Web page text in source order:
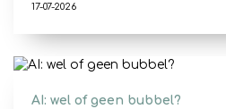
17-07-2026
AI: wel of geen bubbel?